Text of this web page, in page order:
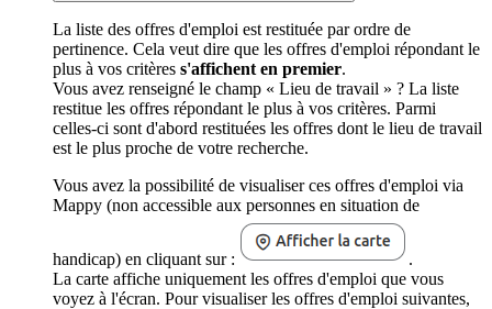
La liste des offres d'emploi est restituée par ordre de
pertinence. Cela veut dire que les offres d'emploi répondant le
plus à vos critères s'affichent en premier.
Vous avez renseigné le champ « Lieu de travail » ? La liste
restitue les offres répondant le plus à vos critères. Parmi
celles-ci sont d'abord restituées les offres dont le lieu de travail
est le plus proche de votre recherche.
Vous avez la possibilité de visualiser ces offres d'emploi via
Mappy (non accessible aux personnes en situation de
handicap) en cliquant sur :
.
La carte affiche uniquement les offres d'emploi que vous
voyez à l'écran. Pour visualiser les offres d'emploi suivantes,